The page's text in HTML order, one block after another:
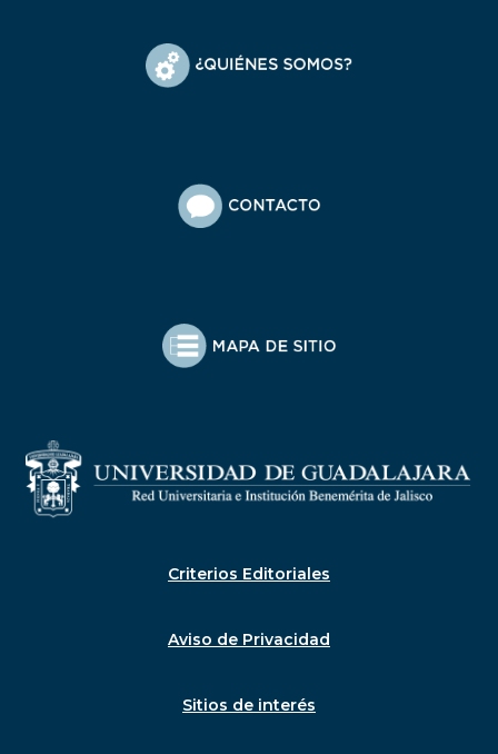
Criterios Editoriales
Aviso de Privacidad
Sitios de interés